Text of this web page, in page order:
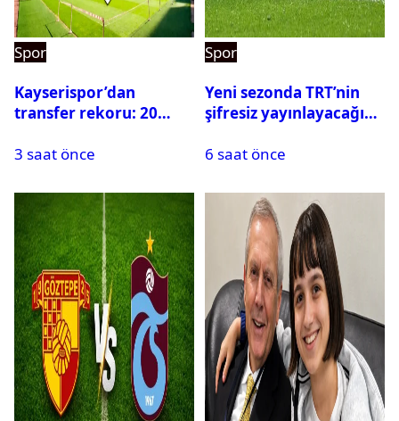
Spor
Kayserispor’dan
transfer rekoru: 20
3 saat önce
Spor
Yeni sezonda TRT’nin
şifresiz yayınlayacağı
6 saat önce